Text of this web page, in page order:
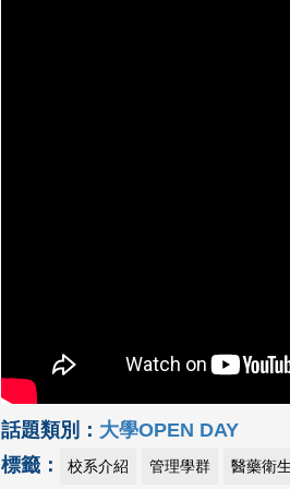
話題類別： 大學OPEN DAY
標籤：
校系介紹 管理學群 醫藥衛